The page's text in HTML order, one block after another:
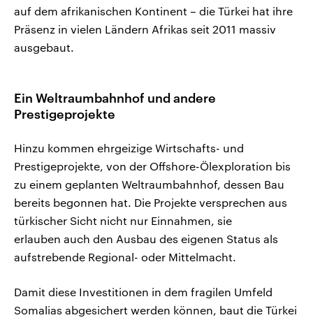
auf dem afrikanischen Kontinent – die Türkei hat ihre
Präsenz in vielen Ländern Afrikas seit 2011 massiv
ausgebaut.
Ein Weltraumbahnhof und andere
Prestigeprojekte
Hinzu kommen ehrgeizige Wirtschafts- und
Prestigeprojekte, von der Offshore-Ölexploration bis
zu einem geplanten Weltraumbahnhof, dessen Bau
bereits begonnen hat. Die Projekte versprechen aus
türkischer Sicht nicht nur Einnahmen, sie
erlauben auch den Ausbau des eigenen Status als
aufstrebende Regional- oder Mittelmacht.
Damit diese Investitionen in dem fragilen Umfeld
Somalias abgesichert werden können, baut die Türkei